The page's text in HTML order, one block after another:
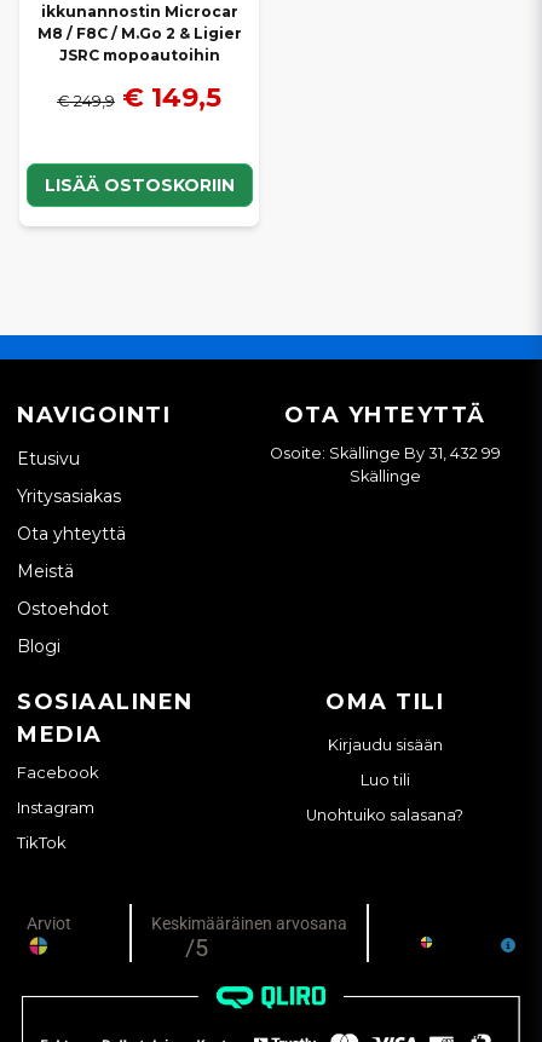
ikkunannostin Microcar
M8 / F8C / M.Go 2 & Ligier
JSRC mopoautoihin
€ 249,9 € 149,5
LISÄÄ OSTOSKORIIN
NAVIGOINTI
Etusivu
Yritysasiakas
Ota yhteyttä
Meistä
Ostoehdot
Blogi
OTA YHTEYTTÄ
Osoite: Skällinge By 31, 432 99
Skällinge
SOSIAALINEN
MEDIA
Facebook
Instagram
TikTok
OMA TILI
Kirjaudu sisään
Luo tili
Unohtuiko salasana?